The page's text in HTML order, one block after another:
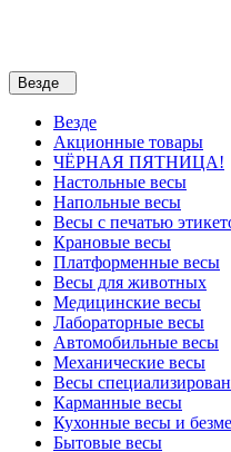
Везде
Везде
Акционные товары
ЧЁРНАЯ ПЯТНИЦА!
Настольные весы
Напольные весы
Весы с печатью
Крановые весы
Платформенные весы
Весы для животных
Медицинские весы
Лабораторные весы
Автомобильные весы
Механические весы
Весы
Карманные весы
Кухонные весы и
Бытовые весы